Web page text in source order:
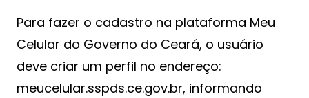
Para fazer o cadastro na plataforma Meu
Celular do Governo do Ceará, o usuário
deve criar um perfil no endereço:
meucelular.sspds.ce.gov.br, informando